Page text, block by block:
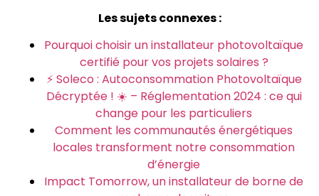
Les sujets connexes :
Pourquoi choisir un installateur photovoltaïque
certifié pour vos projets solaires ?
⚡ Soleco : Autoconsommation Photovoltaïque
Décryptée ! ☀️ – Réglementation 2024 : ce qui
change pour les particuliers
Comment les communautés énergétiques
locales transforment notre consommation
d’énergie
Impact Tomorrow, un installateur de borne de